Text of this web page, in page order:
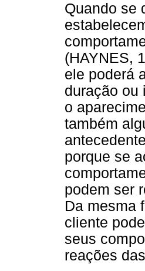
Quando se
(HAYNES,
ele poderá
duração ou
o
também
porque se
podem ser
Da mesma
cliente
seus
reações